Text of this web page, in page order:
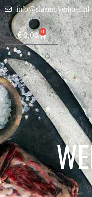
info@slagerijverhoef.nl
€0,00 0